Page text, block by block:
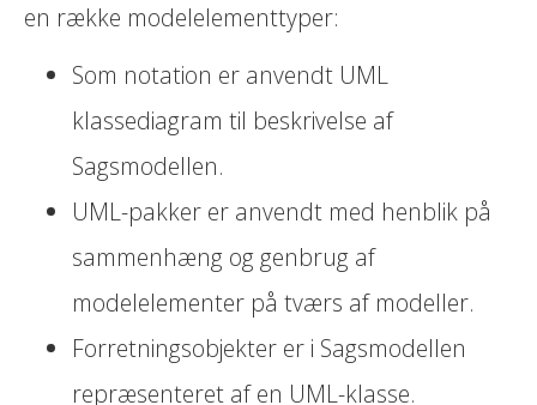
en række modelelementtyper:
Som notation er anvendt UML
klassediagram til beskrivelse af
Sagsmodellen.
UML-pakker er anvendt med henblik på
sammenhæng og genbrug af
modelelementer på tværs af modeller.
Forretningsobjekter er i Sagsmodellen
repræsenteret af en UML-klasse.